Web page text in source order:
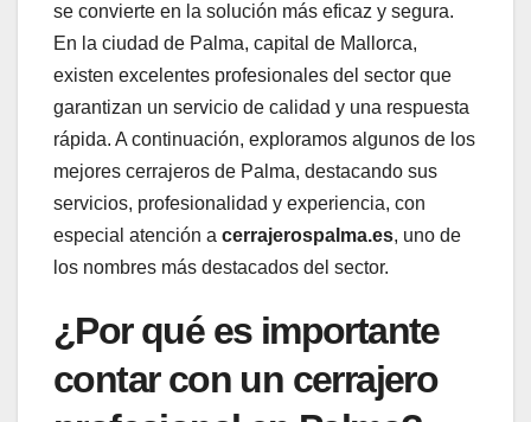
se convierte en la solución más eficaz y segura.
En la ciudad de Palma, capital de Mallorca,
existen excelentes profesionales del sector que
garantizan un servicio de calidad y una respuesta
rápida. A continuación, exploramos algunos de los
mejores cerrajeros de Palma, destacando sus
servicios, profesionalidad y experiencia, con
especial atención a cerrajerospalma.es, uno de
los nombres más destacados del sector.
¿Por qué es importante
contar con un cerrajero